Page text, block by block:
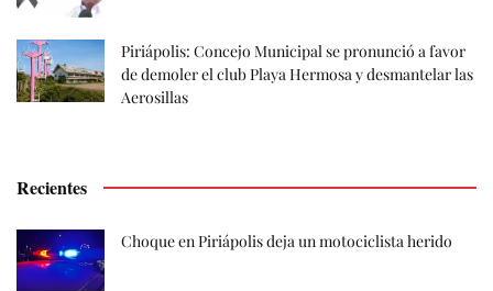
Piriápolis: Concejo Municipal se pronunció a favor
de demoler el club Playa Hermosa y desmantelar las
Aerosillas
Recientes
Choque en Piriápolis deja un motociclista herido